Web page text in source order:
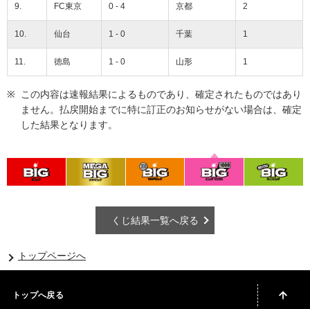
9. FC東京 0 - 4 京都 2
10. 仙台 1 - 0 千葉 1
11. 徳島 1 - 0 山形 1
この内容は速報結果によるものであり、確定されたものではあり
ません。払戻開始までに特に訂正のお知らせがない場合は、確定
した結果となります。
くじ結果一覧へ戻る
トップページへ